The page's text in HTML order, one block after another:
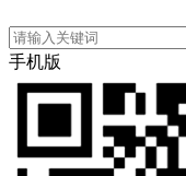
手机版